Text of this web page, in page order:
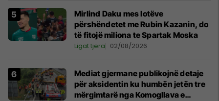
Mirlind Daku mes lotëve
përshëndetet me Rubin Kazanin, do
të fitojë miliona te Spartak Moska
Ligat tjera 02/08/2026
Mediat gjermane publikojnë detaje
për aksidentin ku humbën jetën tre
mërgimtarë nga Komogllava e